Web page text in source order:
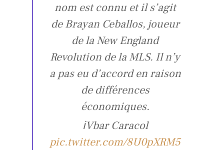
nom est connu et il s’agit
de Brayan Ceballos, joueur
de la New England
Revolution de la MLS. Il n’y
a pas eu d’accord en raison
de différences
économiques.
ℹ️Vbar Caracol
pic.twitter.com/8U0pXRM5